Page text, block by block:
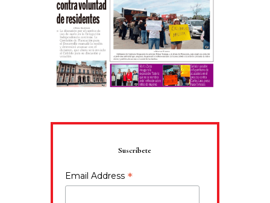
Suscríbete
Email Address *